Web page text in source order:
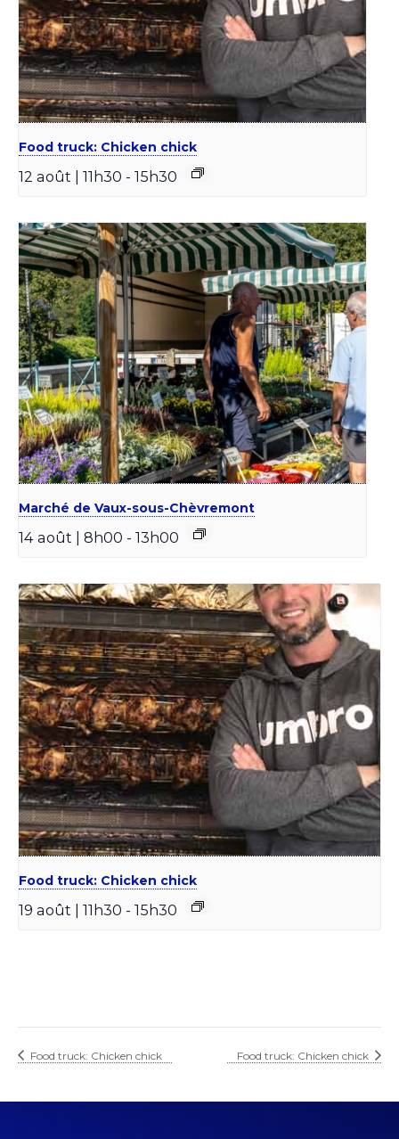
Food truck: Chicken chick
12 août | 11h30 - 15h30
Marché de Vaux-sous-Chèvremont
14 août | 8h00 - 13h00
Food truck: Chicken chick
19 août | 11h30 - 15h30
Food truck: Chicken chick Food truck: Chicken chick